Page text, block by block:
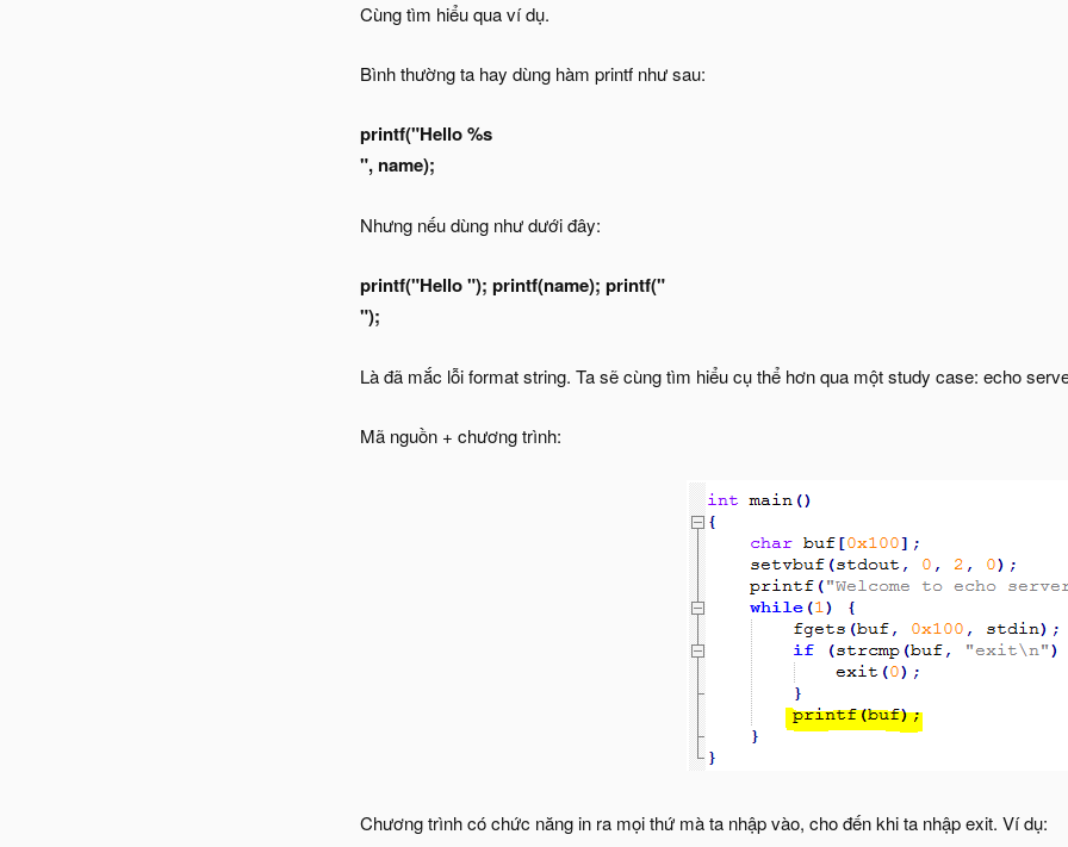
Cùng tìm hiểu qua ví dụ.
Bình thường ta hay dùng hàm printf như sau:
printf("Hello %s
", name);
Nhưng nếu dùng như dưới đây:
printf("Hello "); printf(name); printf("
");
Là đã mắc lỗi format string. Ta sẽ cùng tìm hiểu cụ thể hơn qua một study case: echo
Mã nguồn + chương trình:
Chương trình có chức năng in ra mọi thứ mà ta nhập vào, cho đến khi ta nhập exit. Ví dụ: